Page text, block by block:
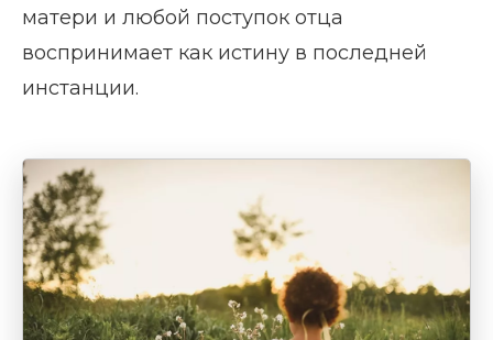
матери и любой поступок отца
воспринимает как истину в последней
инстанции.